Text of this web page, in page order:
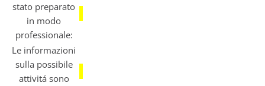
stato preparato
in modo
professionale:
Le informazioni
sulla possibile
attivitá sono